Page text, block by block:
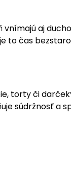
vnímajú aj
to čas
torty či
súdržnosť a